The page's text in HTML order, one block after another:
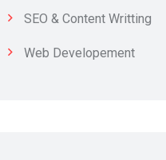
SEO & Content Writting
Web Developement